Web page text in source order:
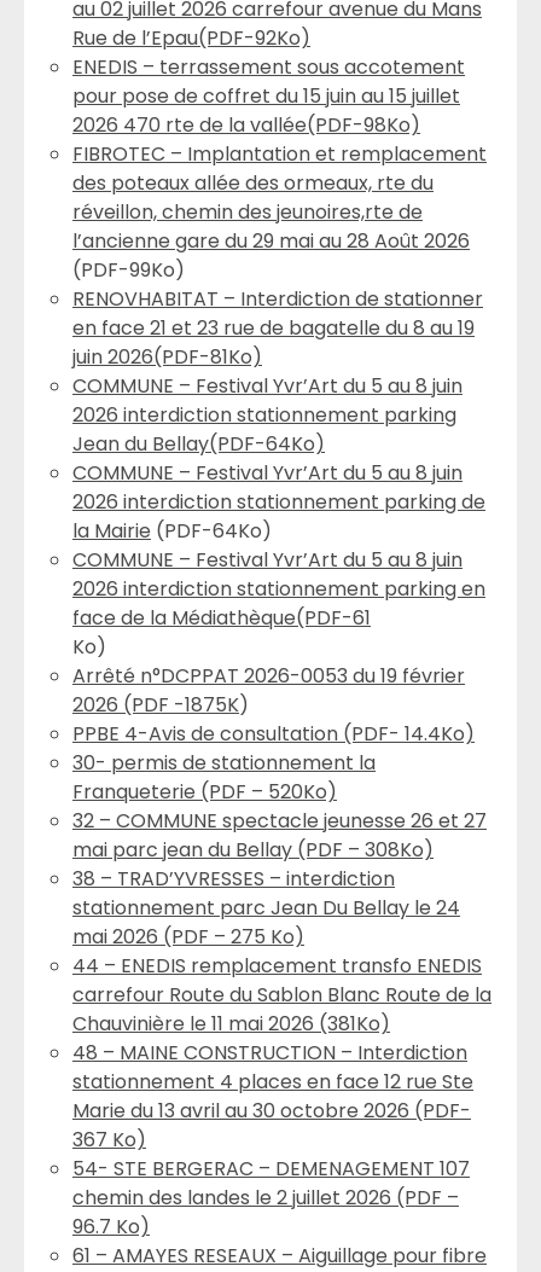
au 02 juillet 2026 carrefour avenue du Mans
Rue de l’Epau(PDF-92Ko)
ENEDIS – terrassement sous accotement
pour pose de coffret du 15 juin au 15 juillet
2026 470 rte de la vallée(PDF-98Ko)
FIBROTEC – Implantation et remplacement
des poteaux allée des ormeaux, rte du
réveillon, chemin des jeunoires,rte de
l’ancienne gare du 29 mai au 28 Août 2026
(PDF-99Ko)
RENOVHABITAT – Interdiction de stationner
en face 21 et 23 rue de bagatelle du 8 au 19
juin 2026(PDF-81Ko)
COMMUNE – Festival Yvr’Art du 5 au 8 juin
2026 interdiction stationnement parking
Jean du Bellay(PDF-64Ko)
COMMUNE – Festival Yvr’Art du 5 au 8 juin
2026 interdiction stationnement parking de
la Mairie (PDF-64Ko)
COMMUNE – Festival Yvr’Art du 5 au 8 juin
2026 interdiction stationnement parking en
face de la Médiathèque(PDF-61
Ko)
Arrêté n°DCPPAT 2026-0053 du 19 février
2026 (PDF -1875K)
PPBE 4-Avis de consultation (PDF- 14.4Ko)
30- permis de stationnement la
Franqueterie (PDF – 520Ko)
32 – COMMUNE spectacle jeunesse 26 et 27
mai parc jean du Bellay (PDF – 308Ko)
38 – TRAD’YVRESSES – interdiction
stationnement parc Jean Du Bellay le 24
mai 2026 (PDF – 275 Ko)
44 – ENEDIS remplacement transfo ENEDIS
carrefour Route du Sablon Blanc Route de la
Chauvinière le 11 mai 2026 (381Ko)
48 – MAINE CONSTRUCTION – Interdiction
stationnement 4 places en face 12 rue Ste
Marie du 13 avril au 30 octobre 2026 (PDF-
367 Ko)
54- STE BERGERAC – DEMENAGEMENT 107
chemin des landes le 2 juillet 2026 (PDF –
96.7 Ko)
61 – AMAYES RESEAUX – Aiguillage pour fibre